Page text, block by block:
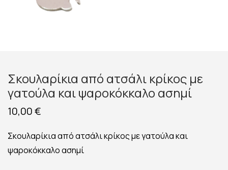
Σκουλαρίκια από ατσάλι κρίκος με
γατούλα και ψαροκόκκαλο ασημί
10,00€
Σκουλαρίκια από ατσάλι κρίκος με γατούλα και
ψαροκόκκαλο ασημί